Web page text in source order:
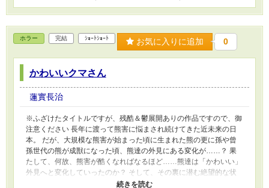
ー」達は何かがおかしく……？ ※「残酷シーンや胸糞展開をギャ
グ風に描写する」という悪趣味な展開になる可能性が有りますの
で、苦手な方は御注意下さい。 「なろう」「カクヨム」「アルフ
ァポリス」「Novel Days」「ノベルアップ+」「Tales」に同じモ
ノを投稿しています。
ホラー 完結 ｼｮｰﾄｼｮｰﾄ お気に入りに追加 0
かわいいクマさん
蓮實長治
※ふざけたタイトルですが、残酷＆鬱展開ありの作品ですので、御
注意ください 長年に渡って熊害に悩まされ続けてきた近未来の日
本。 だが、大規模な熊害が始まった頃に生まれた熊の更に孫や曾
孫世代の熊が成獣になった頃、熊達の外見にある変化が……？ 果
たして、何故、熊害が酷くなればなるほど……熊達は「かわいい」
外見へと変化していったのか？ そして、その裏に潜む絶望的な状
況とは？ 「なろう」「カクヨム」「アルファポリス」「Novel